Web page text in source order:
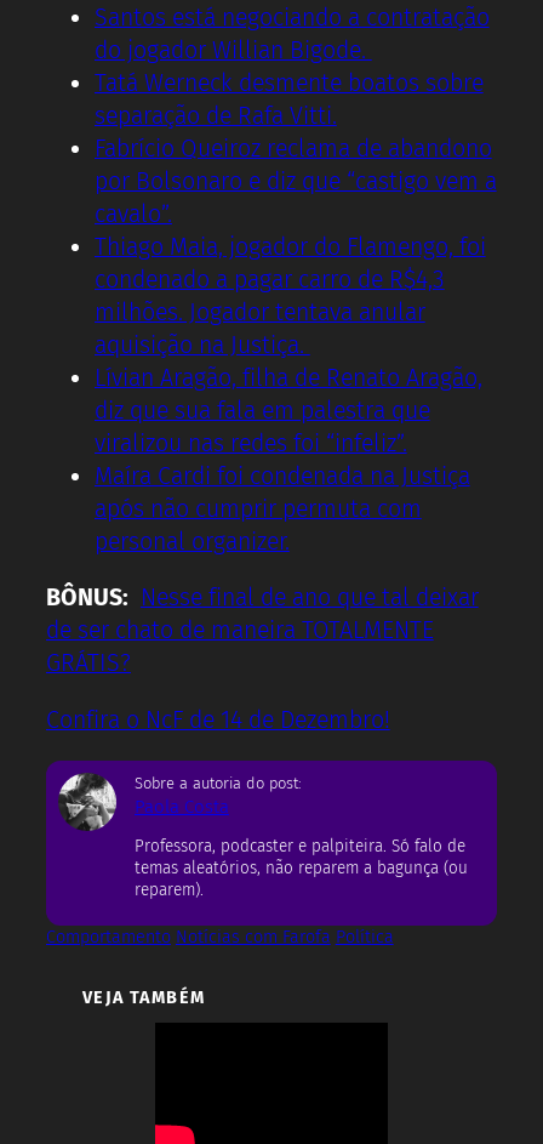
Santos está negociando a contratação
do jogador Willian Bigode.
Tatá Werneck desmente boatos sobre
separação de Rafa Vitti.
Fabrício Queiroz reclama de abandono
por Bolsonaro e diz que “castigo vem a
cavalo”.
Thiago Maia, jogador do Flamengo, foi
condenado a pagar carro de R$4,3
milhões. Jogador tentava anular
aquisição na Justiça.
Lívian Aragão, filha de Renato Aragão,
diz que sua fala em palestra que
viralizou nas redes foi “infeliz”.
Maíra Cardi foi condenada na Justiça
após não cumprir permuta com
personal organizer.
BÔNUS: Nesse final de ano que tal deixar
de ser chato de maneira TOTALMENTE
GRÁTIS?
Confira o NcF de 14 de Dezembro!
Sobre a autoria do post:
Paola Costa
Professora, podcaster e palpiteira. Só falo de
temas aleatórios, não reparem a bagunça (ou
reparem).
Comportamento Notícias com Farofa Política
VEJA TAMBÉM